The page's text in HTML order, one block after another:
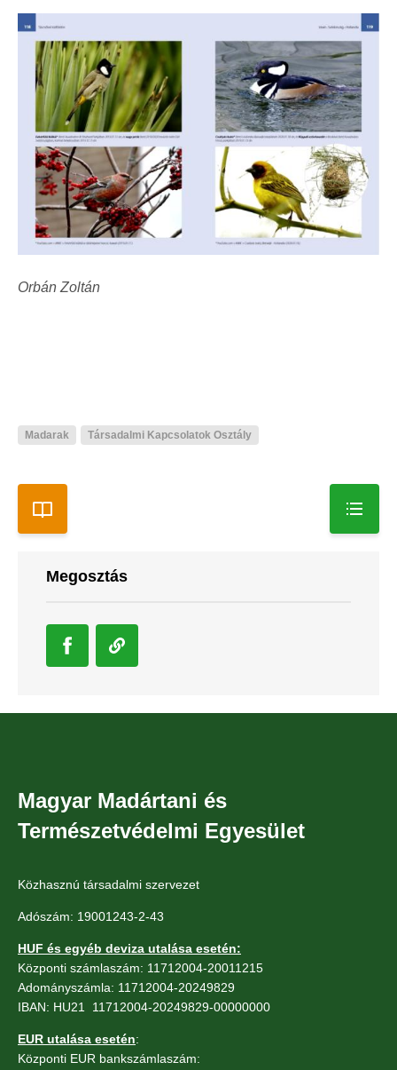
Orbán Zoltán
Madarak Társadalmi Kapcsolatok Osztály
Megosztás
Magyar Madártani és
Természetvédelmi Egyesület
Közhasznú társadalmi szervezet
Adószám: 19001243-2-43
HUF és egyéb deviza utalása esetén:
Központi számlaszám: 11712004-20011215
Adományszámla: 11712004-20249829
IBAN: HU21 11712004-20249829-00000000
EUR utalása esetén:
Központi EUR bankszámlaszám: